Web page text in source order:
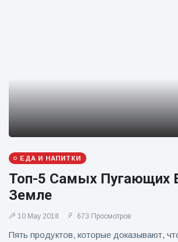
ЕДА И НАПИТКИ
Топ-5 Самых Пугающих
Земле
10 May 2018 673 Просмотров
Пять продуктов, которые доказывают,